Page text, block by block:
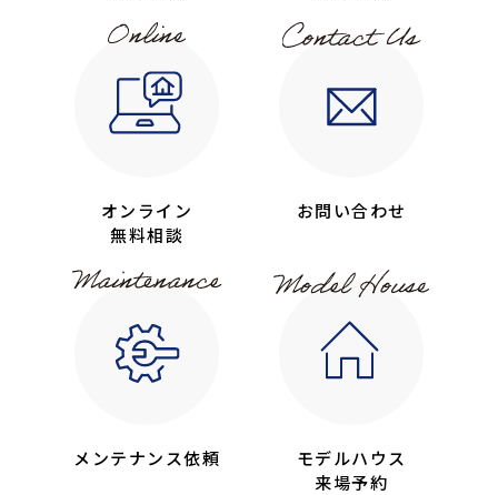
オンライン
無料相談
お問い合わせ
メンテナンス依頼
モデルハウス
来場予約